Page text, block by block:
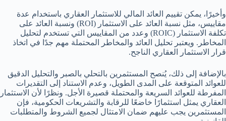
وأخيرًا، يمكن تقييم العائد المالي للاستثمار العقاري باستخدام عدة
مقاييس، مثل نسبة العائد على الاستثمار (ROI) ونسبة العائد على
تكلفة الاستثمار (ROIC) وعدد من المقاييس التي تستخدم لتحليل
المخاطر. ويعتبر تحليل العائد والمخاطر المحتملة مهم جدًا في اتخاذ
قرار الاستثمار العقاري الناجح.
بالإضافة إلى ذلك، يُنصح المستثمرين بالتحلي بالصبر والتحليل الدقيق
للعوائد المتوقعة على المدى الطويل، وعدم الاستناد إلى التقديرات
المفرطة للعوائد السريعة والمحتملة قصيرة الأجل. ونظرًا لأن الاستثمار
العقاري يمثل استثمارًا خاضعًا للرقابة والتشريعات الحكومية، فإن
المستثمرين يجب عليهم ضمان الامتثال لجميع الشروط والمتطلبات